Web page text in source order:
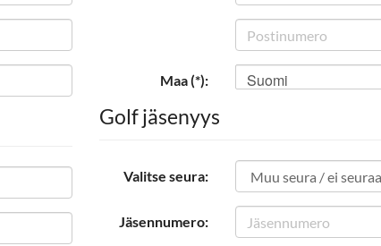
Maa (*): Suomi
Golf jäsenyys
Valitse seura:
Jäsennumero: